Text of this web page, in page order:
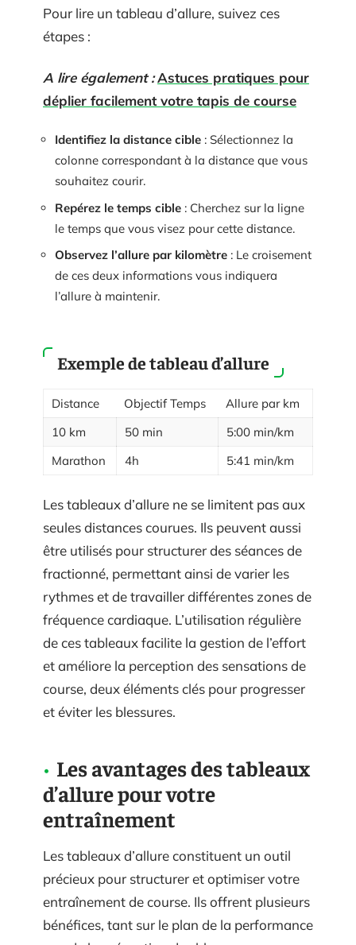
Pour lire un tableau d’allure, suivez ces
étapes :
A lire également :Astuces pratiques pour
déplier facilement votre tapis de course
Identifiez la distance cible : Sélectionnez la
colonne correspondant à la distance que vous
souhaitez courir.
Repérez le temps cible : Cherchez sur la ligne
le temps que vous visez pour cette distance.
Observez l’allure par kilomètre : Le croisement
de ces deux informations vous indiquera
l’allure à maintenir.
Exemple de tableau d’allure
Distance Objectif Temps
Allure par km
10 km
50 min
5:00 min/km
Marathon
4h 5:41 min/km
Les tableaux d’allure ne se limitent pas aux
seules distances courues. Ils peuvent aussi
être utilisés pour structurer des séances de
fractionné, permettant ainsi de varier les
rythmes et de travailler différentes zones de
fréquence cardiaque. L’utilisation régulière
de ces tableaux facilite la gestion de l’effort
et améliore la perception des sensations de
course, deux éléments clés pour progresser
et éviter les blessures.
Les avantages des tableaux
d’allure pour votre
entraînement
Les tableaux d’allure constituent un outil
précieux pour structurer et optimiser votre
entraînement de course. Ils offrent plusieurs
bénéfices, tant sur le plan de la performance